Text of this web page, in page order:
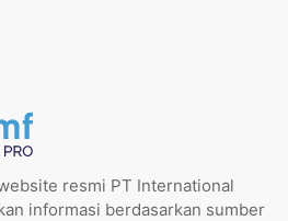
resmi PT International
informasi berdasarkan sumber